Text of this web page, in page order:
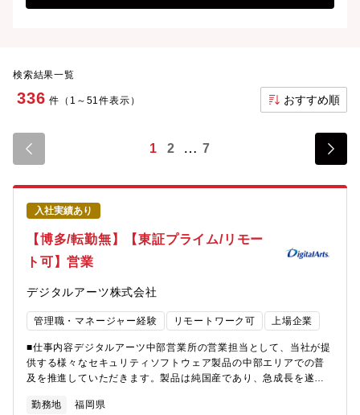
検索結果一覧
336 件（1～51件表示） おすすめ順
1 2 7
入社実績あり
【博多/転勤無】【東証プライム/リモー
ト可】営業
デジタルアーツ株式会社
管理職・マネージャー経験 リモートワーク可 上場企業
■仕事内容デジタルアーツ中部営業所の営業担当として、当社が提
供する様々なセキュリティソフトウェア製品の中部エリアでの普
及を推進していただきます。製品は純国産であり、急成長を遂げ
っています。顧客は、中部エリアの全ての民間企業や公共団体、
勤務地 福岡県